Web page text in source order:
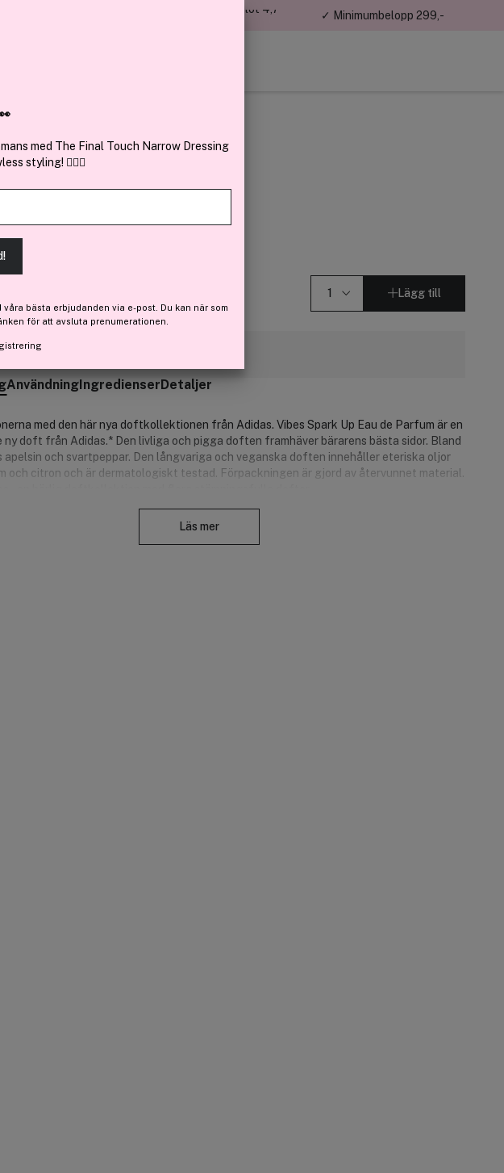
✓ Över 1,5 miljon kunder – Trustpilot 4,7
✓ Minimumbelopp 299,-
Up Eau De Parfum 50ml
Lägg till
AnvändningIngredienserDetaljer
med den här nya doftkollektionen från Adidas. Vibes Spark Up Eau de Parfum är en
ny doft från Adidas.* Den livliga och pigga doften framhäver bärarens bästa sidor. Bland
apelsin och svartpeppar. Den långvariga och veganska doften innehåller eteriska oljor
och citron och är dermatologiskt testad. Förpackningen är gjord av återvunnet material.
och stimulerande doft som skapar positiva känslor.*
Läs mer
med The Final Touch Narrow Dressing
styling! 💇‍♀️✨
bästa erbjudanden via e-post. Du kan när som
för att avsluta prenumerationen.